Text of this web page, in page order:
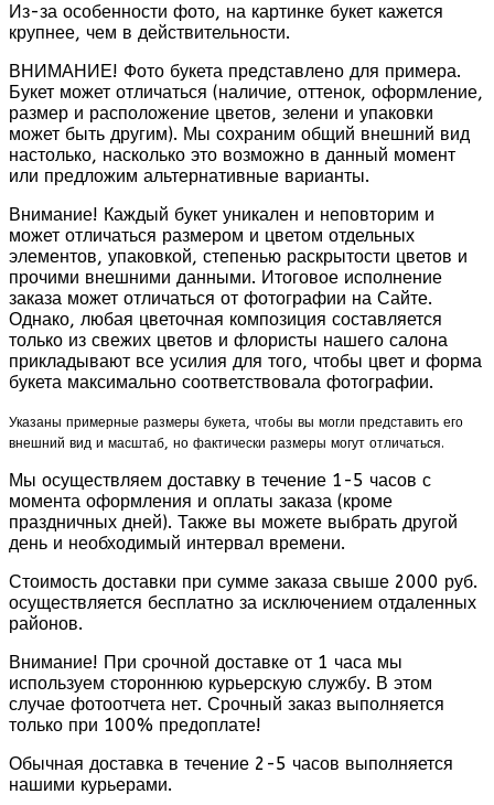
Из-за особенности фото, на картинке букет кажется
крупнее, чем в действительности.
ВНИМАНИЕ! Фото букета представлено для примера.
Букет может отличаться (наличие, оттенок, оформление,
размер и расположение цветов, зелени и упаковки
может быть другим). Мы сохраним общий внешний вид
настолько, насколько это возможно в данный момент
или предложим альтернативные варианты.
Внимание! Каждый букет уникален и неповторим и
может отличаться размером и цветом отдельных
элементов, упаковкой, степенью раскрытости цветов и
прочими внешними данными. Итоговое исполнение
заказа может отличаться от фотографии на Сайте.
Однако, любая цветочная композиция составляется
только из свежих цветов и флористы нашего салона
прикладывают все усилия для того, чтобы цвет и форма
букета максимально соответствовала фотографии.
Указаны примерные размеры букета, чтобы вы могли представить его
внешний вид и масштаб, но фактически размеры могут отличаться.
Мы осуществляем доставку в течение 1-5 часов с
момента оформления и оплаты заказа (кроме
праздничных дней). Также вы можете выбрать другой
день и необходимый интервал времени.
Стоимость доставки при сумме заказа свыше 2000 руб.
осуществляется бесплатно за исключением отдаленных
районов.
Внимание! При срочной доставке от 1 часа мы
используем стороннюю курьерскую службу. В этом
случае фотоотчета нет. Срочный заказ выполняется
только при 100% предоплате!
Обычная доставка в течение 2-5 часов выполняется
нашими курьерами.